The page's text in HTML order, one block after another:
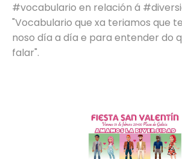
#vocabulario en relación á
"Vocabulario que xa teriamos que
noso día a día e para entender do
falar".